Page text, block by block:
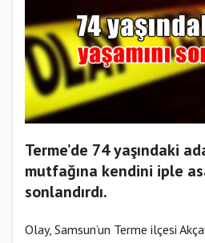
Terme’de 74 yaşındaki
mutfağına kendini iple
sonlandırdı.
Olay, Samsun’un Terme ilçesi